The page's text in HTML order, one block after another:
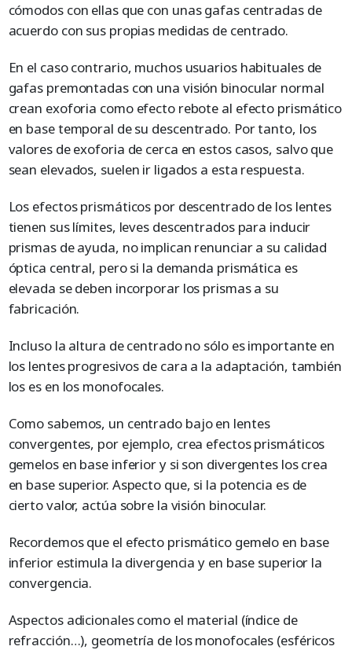
cómodos con ellas que con unas gafas centradas de
acuerdo con sus propias medidas de centrado.
En el caso contrario, muchos usuarios habituales de
gafas premontadas con una visión binocular normal
crean exoforia como efecto rebote al efecto prismático
en base temporal de su descentrado. Por tanto, los
valores de exoforia de cerca en estos casos, salvo que
sean elevados, suelen ir ligados a esta respuesta.
Los efectos prismáticos por descentrado de los lentes
tienen sus límites, leves descentrados para inducir
prismas de ayuda, no implican renunciar a su calidad
óptica central, pero si la demanda prismática es
elevada se deben incorporar los prismas a su
fabricación.
Incluso la altura de centrado no sólo es importante en
los lentes progresivos de cara a la adaptación, también
los es en los monofocales.
Como sabemos, un centrado bajo en lentes
convergentes, por ejemplo, crea efectos prismáticos
gemelos en base inferior y si son divergentes los crea
en base superior. Aspecto que, si la potencia es de
cierto valor, actúa sobre la visión binocular.
Recordemos que el efecto prismático gemelo en base
inferior estimula la divergencia y en base superior la
convergencia.
Aspectos adicionales como el material (índice de
refracción…), geometría de los monofocales (esféricos